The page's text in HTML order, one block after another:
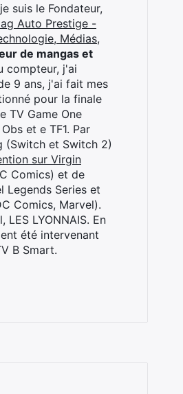
suis le Fondateur,
Auto Prestige -
Médias,
de mangas et
compteur, j'ai
9 ans, j'ai fait mes
pour la finale
TV Game One
et e TF1. Par
(Switch et Switch 2)
sur Virgin
Comics) et de
Legends Series et
Comics, Marvel).
LYONNAIS. En
été intervenant
B Smart.